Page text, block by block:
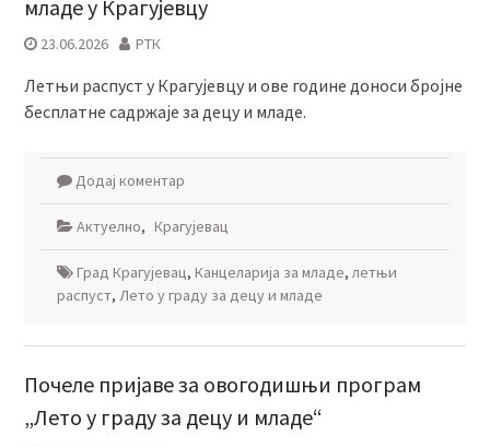
младе у Крагујевцу
23.06.2026 РТК
Летњи распуст у Крагујевцу и ове године доноси бројне
бесплатне садржаје за децу и младе.
Додај коментар
Актуелно, Крагујевац
Град Крагујевац, Канцеларија за младе, летњи
распуст, Лето у граду за децу и младе
Почеле пријаве за овогодишњи програм
„Лето у граду за децу и младе“